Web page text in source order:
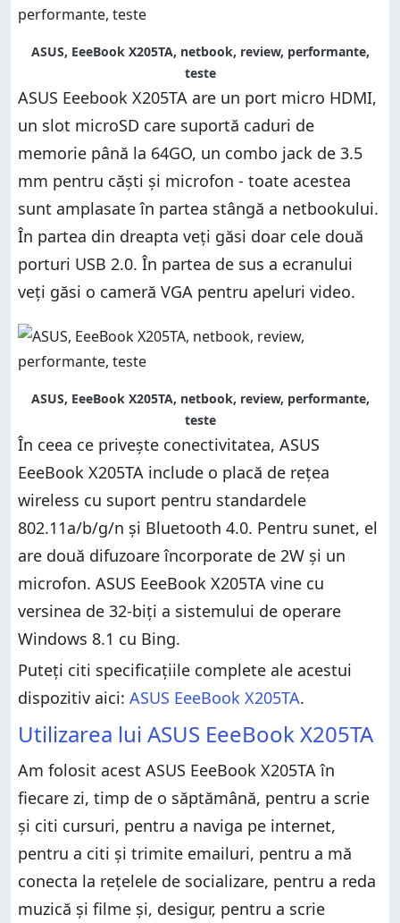
ASUS, EeeBook X205TA, netbook, review, performante,
teste
ASUS Eeebook X205TA are un port micro HDMI,
un slot microSD care suportă caduri de
memorie până la 64GO, un combo jack de 3.5
mm pentru căști și microfon - toate acestea
sunt amplasate în partea stângă a netbookului.
În partea din dreapta veți găsi doar cele două
porturi USB 2.0. În partea de sus a ecranului
veți găsi o cameră VGA pentru apeluri video.
ASUS, EeeBook X205TA, netbook, review, performante,
teste
În ceea ce privește conectivitatea, ASUS
EeeBook X205TA include o placă de rețea
wireless cu suport pentru standardele
802.11a/b/g/n și Bluetooth 4.0. Pentru sunet, el
are două difuzoare încorporate de 2W și un
microfon. ASUS EeeBook X205TA vine cu
versinea de 32-biți a sistemului de operare
Windows 8.1 cu Bing.
Puteți citi specificațiile complete ale acestui
dispozitiv aici: ASUS EeeBook X205TA.
Utilizarea lui ASUS EeeBook X205TA
Am folosit acest ASUS EeeBook X205TA în
fiecare zi, timp de o săptămână, pentru a scrie
și citi cursuri, pentru a naviga pe internet,
pentru a citi și trimite emailuri, pentru a mă
conecta la rețelele de socializare, pentru a reda
muzică și filme și, desigur, pentru a scrie